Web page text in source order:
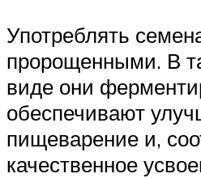
Употреблять
пророщенными. В
виде они
обеспечивают
пищеварение и,
качественное